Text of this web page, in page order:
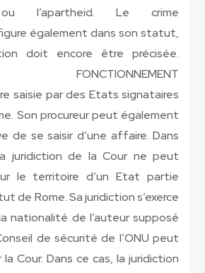
l’apartheid. Le crime
également dans son statut,
doit encore être précisée.
FONCTIONNEMENT
saisie par des Etats signataires
Son procureur peut également
de se saisir d’une affaire. Dans
juridiction de la Cour ne peut
le territoire d’un Etat partie
de Rome. Sa juridiction s’exerce
nationalité de l’auteur supposé
de sécurité de l’ONU peut
Cour. Dans ce cas, la juridiction